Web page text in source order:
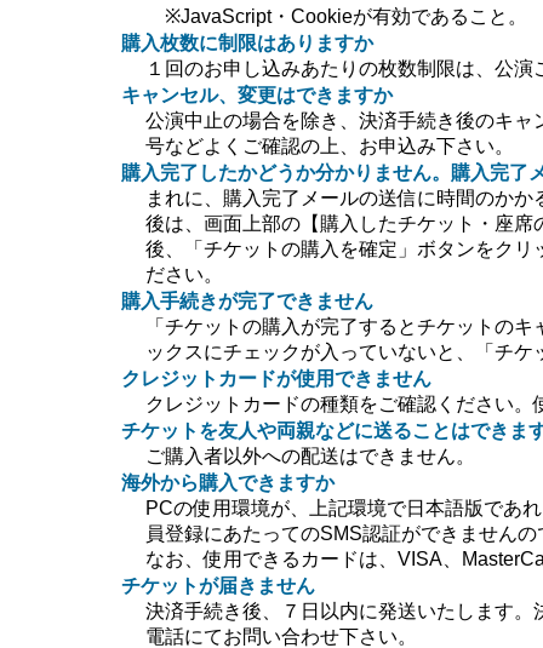
※JavaScript・Cookieが有効であること。
購入枚数に制限はありますか
１回のお申し込みあたりの枚数制限は、公演
キャンセル、変更はできますか
公演中止の場合を除き、決済手続き後のキ
号などよくご確認の上、お申込み下さい。
購入完了したかどうか分かりません。購入完了
まれに、購入完了メールの送信に時間のか
後は、画面上部の【購入したチケット・座
後、「チケットの購入を確定」ボタンをク
ださい。
購入手続きが完了できません
「チケットの購入が完了するとチケットの
ックスにチェックが入っていないと、「チ
クレジットカードが使用できません
クレジットカードの種類をご確認ください
チケットを友人や両親などに送ることはできま
ご購入者以外への配送はできません。
海外から購入できますか
PCの使用環境が、上記環境で日本語版であ
員登録にあたってのSMS認証ができません
なお、使用できるカードは、VISA、
チケットが届きません
決済手続き後、７日以内に発送いたします
電話にてお問い合わせ下さい。